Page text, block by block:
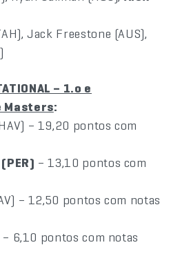
Jack Freestone (AUS),
– 1.o e
Masters:
– 19,20 pontos com
– 13,10 pontos com
– 12,50 pontos com notas
6,10 pontos com notas